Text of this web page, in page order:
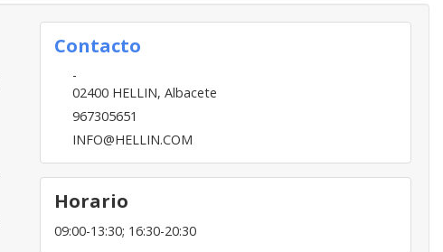
Contacto
-
02400 HELLIN, Albacete
967305651
INFO@HELLIN.COM
Horario
09:00-13:30; 16:30-20:30